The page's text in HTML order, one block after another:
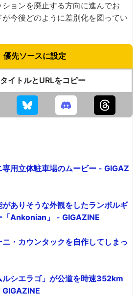
ョンを廃止する方向に進んでお
今後どのように差別化を図ってい
優先ソースに設定
イトルとURLをコピー
用立体駐車場のムービー - GIGAZ
ありそうな外観をしたランボルギ
「Ankonian」 - GIGAZINE
・カウンタックを自作してしまっ
ルシエラゴ」が公道を時速352km